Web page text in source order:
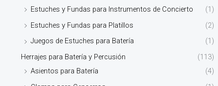
Estuches y Fundas para Instrumentos de Concierto
(1)
Estuches y Fundas para Platillos
(2)
Juegos de Estuches para Batería
(1)
Herrajes para Batería y Percusión
(113)
Asientos para Batería
(4)